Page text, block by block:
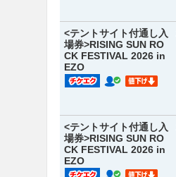
<テントサイト付通し入
場券>RISING SUN RO
CK FESTIVAL 2026 in
EZO
<テントサイト付通し入
場券>RISING SUN RO
CK FESTIVAL 2026 in
EZO